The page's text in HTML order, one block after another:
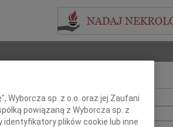
Imię i nazwisko lub numer ogłoszenia:
Wyborcza sp. z o.o. oraz jej Zaufani
powiązaną z Wyborcza sp. z
identyfikatory plików cookie lub inne